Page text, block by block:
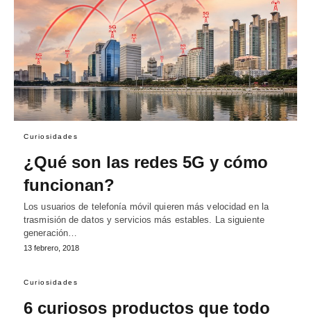
Curiosidades
¿Qué son las redes 5G y cómo
funcionan?
Los usuarios de telefonía móvil quieren más velocidad en la
trasmisión de datos y servicios más estables. La siguiente
generación…
13 febrero, 2018
Curiosidades
6 curiosos productos que todo